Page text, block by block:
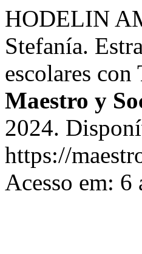
HODELIN
Stefanía.
escolares
Maestro y
2024.
https://
Acesso em: 6